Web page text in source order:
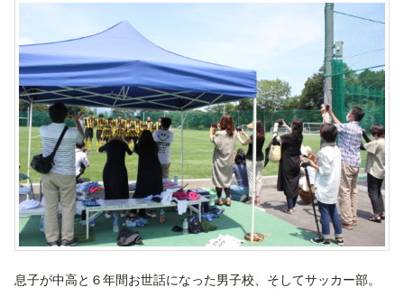
息子が中高と６年間お世話になった男子校、そしてサッカー部。